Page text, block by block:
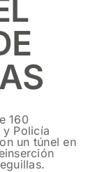
160
y Policía
un túnel en